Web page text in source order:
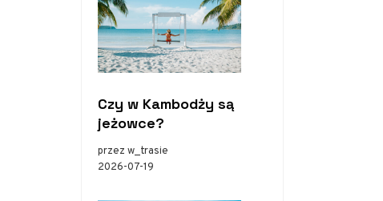
Czy w Kambodży są
jeżowce?
przez w_trasie
2026-07-19